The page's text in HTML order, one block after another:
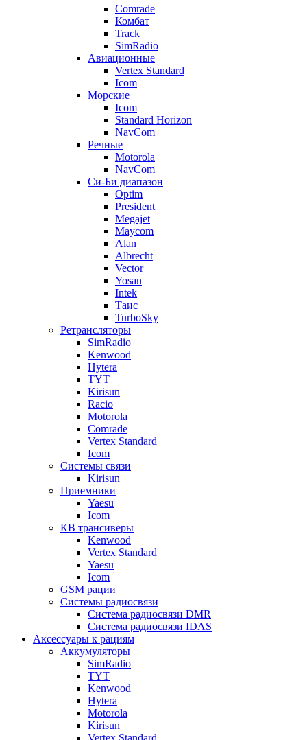
Comrade
Комбат
Track
SimRadio
Авиационные
Vertex Standard
Icom
Морские
Icom
Standard Horizon
NavCom
Речные
Motorola
NavCom
Си-Би диапазон
Optim
President
Megajet
Maycom
Alan
Albrecht
Vector
Yosan
Intek
Таис
TurboSky
Ретрансляторы
SimRadio
Kenwood
Hytera
TYT
Kirisun
Racio
Motorola
Comrade
Vertex Standard
Icom
Системы связи
Kirisun
Приемники
Yaesu
Icom
КВ трансиверы
Kenwood
Vertex Standard
Yaesu
Icom
GSM рации
Системы радиосвязи
Система радиосвязи DMR
Система радиосвязи IDAS
Аксессуары к рациям
Аккумуляторы
SimRadio
TYT
Kenwood
Hytera
Motorola
Kirisun
Vertex Standard